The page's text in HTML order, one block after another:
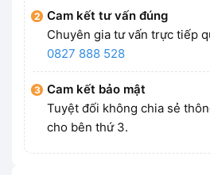
Cam kết tư vấn đúng
Chuyên gia tư vấn trực tiếp
0827 888 528
Cam kết bảo mật
Tuyệt đối không chia sẻ
cho bên thứ 3.